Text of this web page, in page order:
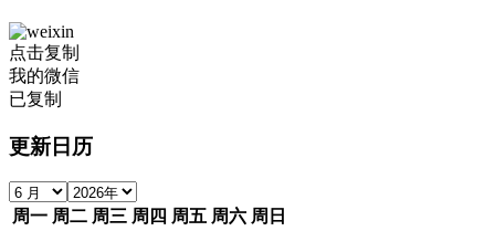
点击复制
我的微信
已复制
更新日历
周一 周二 周三 周四 周五 周六 周日